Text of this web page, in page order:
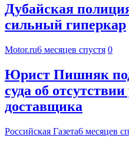
Дубайская
сильный гиперкар
Motor.ru6 месяцев спустя 0
Юрист Пишняк
суда об
доставщика
Российская Газета6 месяцев